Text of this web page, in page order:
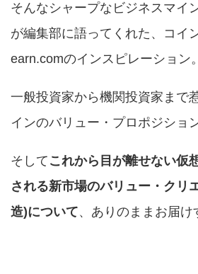
そんなシャープなビジネスマイ
が編集部に語ってくれた、コイ
earn.comのインスピレーション。
一般投資家から機関投資家まで
インのバリュー・プロポジショ
そして これから目が離せない仮
される新市場のバリュー・クリ
造)について、ありのままお届け